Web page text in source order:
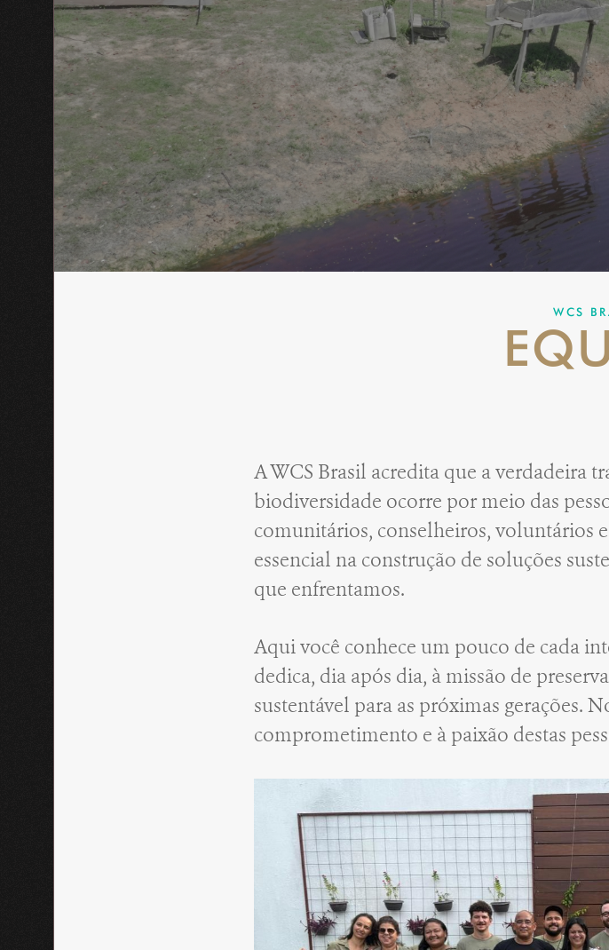
WCS
A WCS Brasil acredita que a verdadeira
biodiversidade ocorre por meio das
comunitários, conselheiros, voluntários
essencial na construção de soluções
que enfrentamos.
Aqui você conhece um pouco de cada
dedica, dia após dia, à missão de
sustentável para as próximas gerações.
comprometimento e à paixão destas